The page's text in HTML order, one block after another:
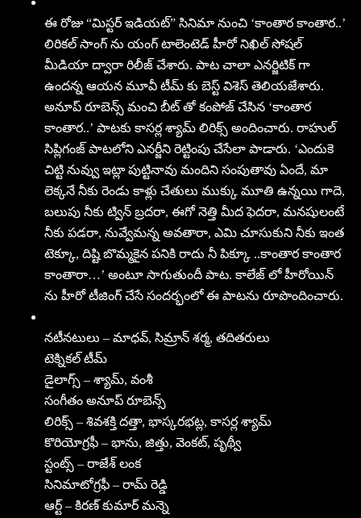
ఈ రోజు “మిస్టర్ ఇడియ‌ట్‌” సినిమా నుంచి ‘కాంతార కాంతార..’
లిరికల్ సాంగ్ ను యంగ్ టాలెంటెడ్ హీరో నిఖిల్ సోషల్
మీడియా ద్వారా రిలీజ్ చేశారు. పాట చాలా ఎనర్జిటిక్ గా
ఉందన్న ఆయన మూవీ టీమ్ కు బెస్ట్ విశెస్ తెలియజేశారు.
అనూప్ రూబెన్స్ మంచి బీట్ తో కంపోజ్ చేసిన ‘కాంతార
కాంతార..’ పాటకు కాసర్ల శ్యామ్ లిరిక్స్ అందించారు. రాహుల్
సిప్లిగంజ్ పాటలోని ఎనర్జీని రెట్టింపు చేసేలా పాడారు. ‘ఎందుకె
చిట్టి నువ్వు ఇట్లా పుట్టినావు మందిని సంపుతావు ఏందే, మా
లెక్కనే నీకు రెండు కాళ్లు చేతులు ముక్కు మూతి ఉన్నయి గాదె,
బలుపు నీకు ట్విన్ బ్రదరా, ఈగో నెత్తి మీద ఫెదరా, మనషులంటే
నీకు పడరా, నువ్వేమన్న అవతారా, ఎమి చూసుకుని నీకు ఇంత
టెక్కూ, దిష్టి బొమ్మకైన పనికి రాదు నీ పిక్కూ ..కాంతార కాంతార
కాంతారా…’ అంటూ సాగుతుందీ పాట. కాలేజ్ లో హీరోయిన్
ను హీరో టీజింగ్ చేసే సందర్భంలో ఈ పాటను రూపొందించారు.
నటీనటులు – మాధ‌వ్‌, సిమ్రాన్ శ‌ర్మ‌, తదితరులు
టెక్నికల్ టీమ్
డైలాగ్స్ – శ్యామ్, వంశీ
సంగీతం అనూప్ రూబెన్స్
లిరిక్స్ – శివశక్తి దత్తా, భాస్కరభట్ల, కాసర్ల శ్యామ్
కొరియోగ్రఫీ – భాను, జిత్తు, వెంకట్, పృథ్వీ
స్టంట్స్ – రాజేశ్ లంక
సినిమాటోగ్రఫీ – రామ్ రెడ్డి
ఆర్ట్ – కిరణ్ కుమార్ మన్నె